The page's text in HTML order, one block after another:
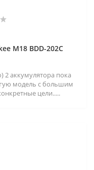
M18 BDD-202C
2 аккумулятора пока
модель с большим
цели.....